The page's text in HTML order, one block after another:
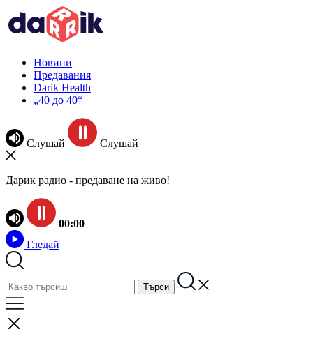
Новини
Предавания
Darik Health
„40 до 40“
Слушай Слушай
Дарик радио - предаване на живо!
00:00
Гледай